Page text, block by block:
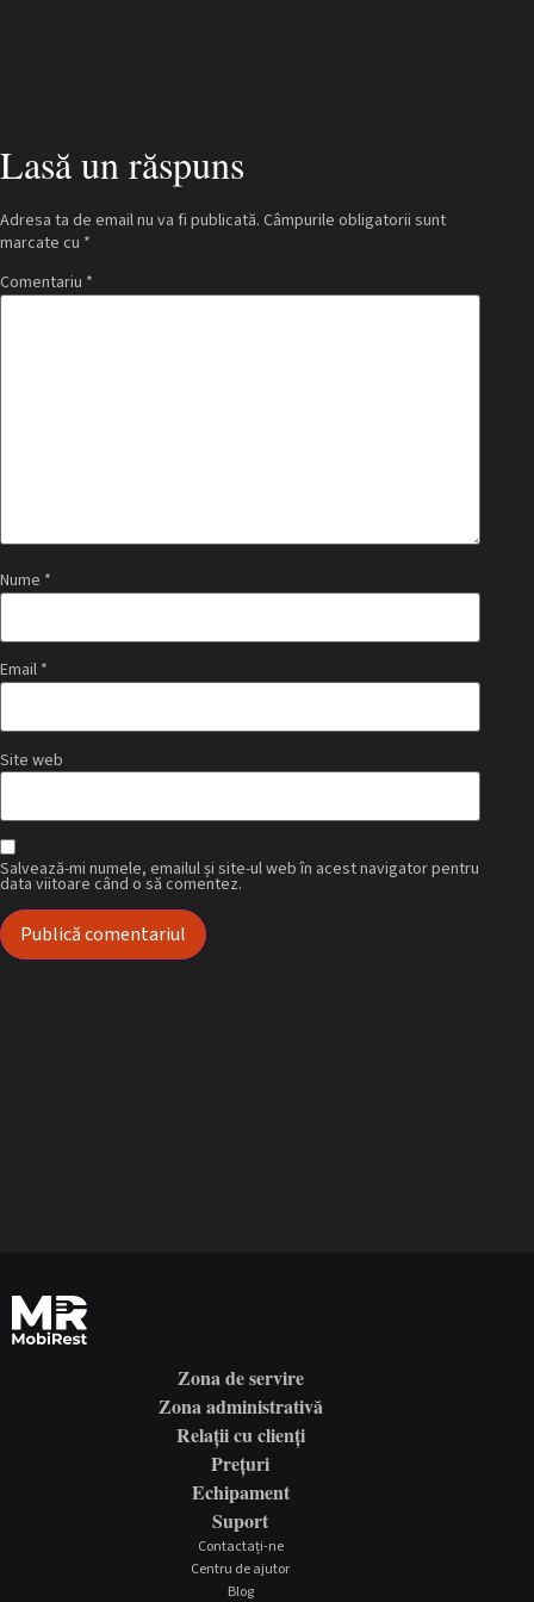
parolă.
Lasă un răspuns
Adresa ta de email nu va fi publicată. Câmpurile obligatorii sunt
marcate cu *
Comentariu *
Nume *
Email *
Site web
Salvează-mi numele, emailul și site-ul web în acest navigator pentru
data viitoare când o să comentez.
Zona de servire
Zona administrativă
Relații cu clienți
Prețuri
Echipament
Suport
Contactați-ne
Centru de ajutor
Blog